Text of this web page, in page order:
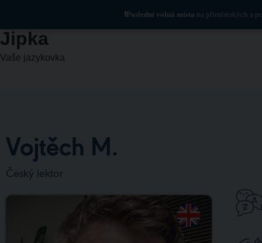
Jipka
Vaše jazykovka
Vojtěch M.
Český lektor
❗Poslední volná místa na příměstských a